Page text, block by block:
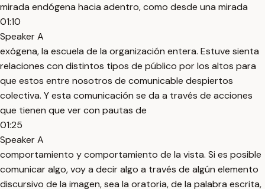
mirada endógena hacia adentro, como desde una mirada
01:10
Speaker A
exógena, la escuela de la organización entera. Estuve sienta
relaciones con distintos tipos de público por los altos para
que estos entre nosotros de comunicable despiertos
colectiva. Y esta comunicación se da a través de acciones
que tienen que ver con pautas de
01:25
Speaker A
comportamiento y comportamiento de la vista. Si es posible
comunicar algo, voy a decir algo a través de algún elemento
discursivo de la imagen, sea la oratoria, de la palabra escrita,